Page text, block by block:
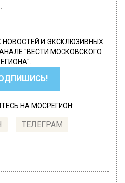
И ЭКСКЛЮЗИВНЫХ
"ВЕСТИ МОСКОВСКОГО
НА МОСРЕГИОН:
ТЕЛЕГРАМ